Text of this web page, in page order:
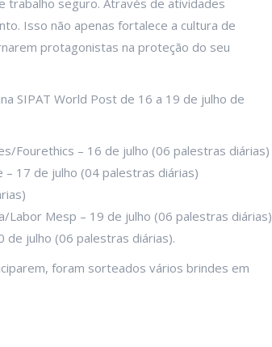
trabalho seguro. Através de atividades
Isso não apenas fortalece a cultura de
protagonistas na proteção do seu
SIPAT World Post de 16 a 19 de julho de
Fourethics – 16 de julho (06 palestras diárias)
17 de julho (04 palestras diárias)
Labor Mesp – 19 de julho (06 palestras diárias)
de julho (06 palestras diárias).
foram sorteados vários brindes em